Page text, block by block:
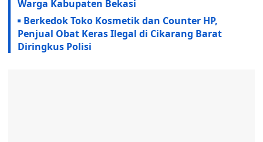
Warga Kabupaten Bekasi
Berkedok Toko Kosmetik dan Counter HP,
Penjual Obat Keras Ilegal di Cikarang Barat
Diringkus Polisi